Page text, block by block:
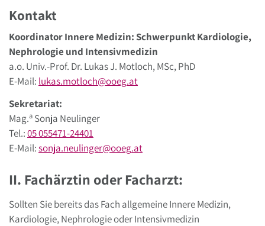
Kontakt
Koordinator Innere Medizin: Schwerpunkt Kardiologie,
Nephrologie und Intensivmedizin
a.o. Univ.-Prof. Dr. Lukas J. Motloch, MSc, PhD
E-Mail: lukas.motloch@ooeg.at
Sekretariat:
Mag.a Sonja Neulinger
Tel.:05 055471-24401
E-Mail:sonja.neulinger@ooeg.at
II. Fachärztin oder Facharzt:
Sollten Sie bereits das Fach allgemeine Innere Medizin,
Kardiologie, Nephrologie oder Intensivmedizin